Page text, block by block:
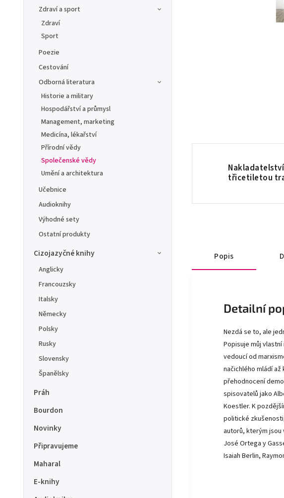
Zdraví a sport
Zdraví
Sport
Poezie
Cestování
Odborná literatura
Historie a military
Hospodářství a průmysl
Management, marketing
Medicína, lékařství
Přírodní vědy
Společenské vědy
Umění a architektura
Učebnice
Audioknihy
Výhodné sety
Ostatní produkty
Cizojazyčné knihy
Anglicky
Francouzsky
Italsky
Německy
Polsky
Rusky
Slovensky
Španělsky
Práh
Bourdon
Novinky
Připravujeme
Maharal
E-knihy
třicetiletou
Popis
Detailní
Nezdá se to, ale
Popisuje můj
vedoucí od
načichlého mládí
přehodnocení
spisovatelů jako
Koestler. K
politické
autorů, kterým jsou
José Ortega y
Isaiah Berlin,